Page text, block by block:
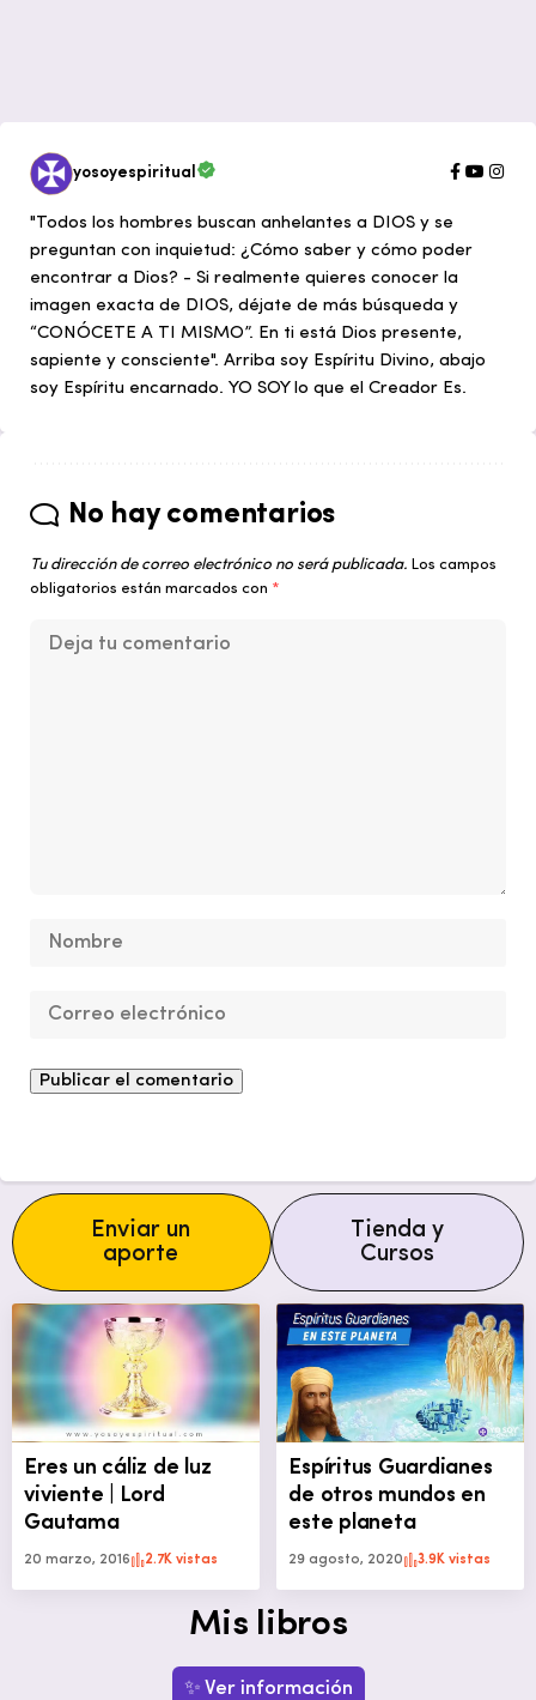
yosoyespiritual
"Todos los hombres buscan anhelantes a DIOS y se
preguntan con inquietud: ¿Cómo saber y cómo poder
encontrar a Dios? - Si realmente quieres conocer la
imagen exacta de DIOS, déjate de más búsqueda y
“CONÓCETE A TI MISMO”. En ti está Dios presente,
sapiente y consciente". Arriba soy Espíritu Divino, abajo
soy Espíritu encarnado. YO SOY lo que el Creador Es.
No hay comentarios
Tu dirección de correo electrónico no será publicada. Los campos
obligatorios están marcados con *
Enviar un
aporte
Tienda y
Cursos
Eres un cáliz de luz
viviente | Lord
Gautama
20 marzo, 2016 2.7K vistas
Espíritus Guardianes
de otros mundos en
este planeta
29 agosto, 2020 3.9K vistas
Mis libros
✨ Ver información